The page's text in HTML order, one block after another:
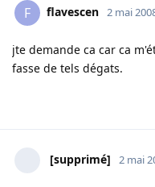
F flavescen 2 mai
jte demande ca car ca
fasse de tels dégats.
[supprimé] 2 mai